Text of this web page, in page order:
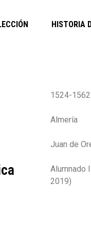
HISTORIA
1524-1562
Almería
Juan de
Alumnado
2019)